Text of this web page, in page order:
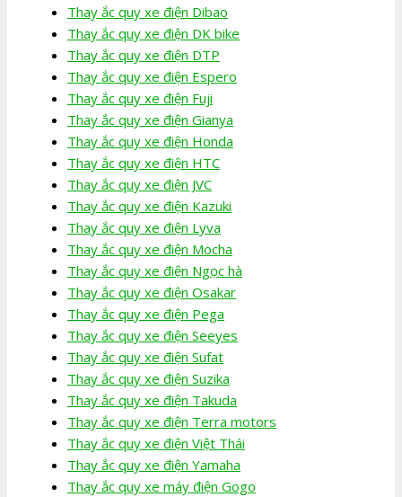
Thay ắc quy xe điện Dibao
Thay ắc quy xe điện DK bike
Thay ắc quy xe điện DTP
Thay ắc quy xe điện Espero
Thay ắc quy xe điện Fuji
Thay ắc quy xe điện Gianya
Thay ắc quy xe điện Honda
Thay ắc quy xe điện HTC
Thay ắc quy xe điện JVC
Thay ắc quy xe điện Kazuki
Thay ắc quy xe điện Lyva
Thay ắc quy xe điện Mocha
Thay ắc quy xe điện Ngọc hà
Thay ắc quy xe điện Osakar
Thay ắc quy xe điện Pega
Thay ắc quy xe điện Seeyes
Thay ắc quy xe điện Sufat
Thay ắc quy xe điện Suzika
Thay ắc quy xe điện Takuda
Thay ắc quy xe điện Terra motors
Thay ắc quy xe điện Việt Thái
Thay ắc quy xe điện Yamaha
Thay ắc quy xe máy điện Gogo